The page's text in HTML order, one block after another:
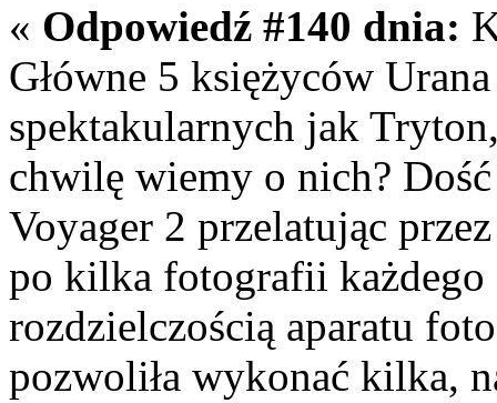
« Odpowiedź #140 dnia:
Główne 5 księżyców
spektakularnych jak
chwilę wiemy o nich?
Voyager 2 przelatując
po kilka fotografii każdego
rozdzielczością aparatu
pozwoliła wykonać kilka,